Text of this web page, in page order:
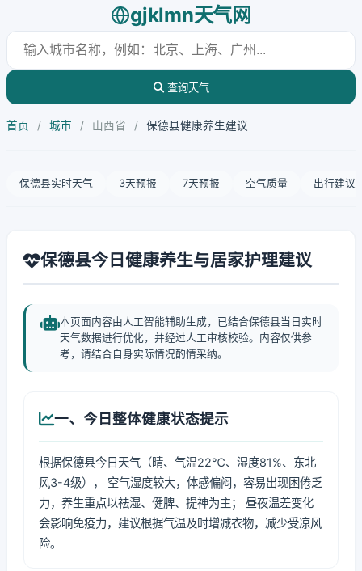
gjklmn天气网
查询天气
首页 / 城市 / 山西省 / 保德县健康养生建议
保德县实时天气 3天预报 7天预报 空气质量 出行建议
保德县今日健康养生与居家护理建议
本页面内容由人工智能辅助生成，已结合保德县当日实时
天气数据进行优化，并经过人工审核校验。内容仅供参
考，请结合自身实际情况酌情采纳。
一、今日整体健康状态提示
根据保德县今日天气（晴、气温22℃、湿度81%、东北
风3-4级）， 空气湿度较大，体感偏闷，容易出现困倦乏
力，养生重点以祛湿、健脾、提神为主； 昼夜温差变化
会影响免疫力，建议根据气温及时增减衣物，减少受凉风
险。